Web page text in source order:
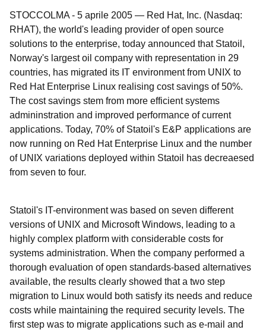
STOCCOLMA - 5 aprile 2005 — Red Hat, Inc. (Nasdaq:
RHAT), the world's leading provider of open source
solutions to the enterprise, today announced that Statoil,
Norway's largest oil company with representation in 29
countries, has migrated its IT environment from UNIX to
Red Hat Enterprise Linux realising cost savings of 50%.
The cost savings stem from more efficient systems
admininstration and improved performance of current
applications. Today, 70% of Statoil's E&P applications are
now running on Red Hat Enterprise Linux and the number
of UNIX variations deployed within Statoil has decreaesed
from seven to four.
Statoil's IT-environment was based on seven different
versions of UNIX and Microsoft Windows, leading to a
highly complex platform with considerable costs for
systems administration. When the company performed a
thorough evaluation of open standards-based alternatives
available, the results clearly showed that a two step
migration to Linux would both satisfy its needs and reduce
costs while maintaining the required security levels. The
first step was to migrate applications such as e-mail and